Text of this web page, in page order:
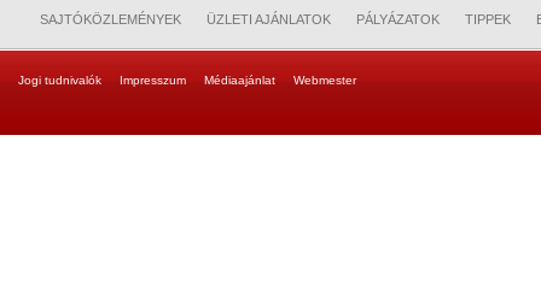
SAJTÓKÖZLEMÉNYEK ÜZLETI AJÁNLATOK PÁLYÁZATOK TIPPEK
Jogi tudnivalók Impresszum Médiaajánlat Webmester